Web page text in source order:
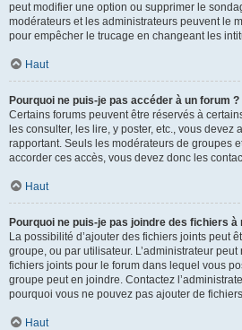
peut modifier une option ou supprimer le
modérateurs et les administrateurs peuvent le
pour empêcher le trucage en changeant les
Haut
Pourquoi ne puis-je pas accéder à un forum ?
Certains forums peuvent être réservés à
les consulter, les lire, y poster, etc., vous devez
rapportant. Seuls les modérateurs de groupes
accorder ces accès, vous devez donc les
Haut
Pourquoi ne puis-je pas joindre des fichiers à
La possibilité d’ajouter des fichiers joints peut
groupe, ou par utilisateur. L’administrateur
fichiers joints pour le forum dans lequel vous
groupe peut en joindre. Contactez
pourquoi vous ne pouvez pas ajouter de
Haut